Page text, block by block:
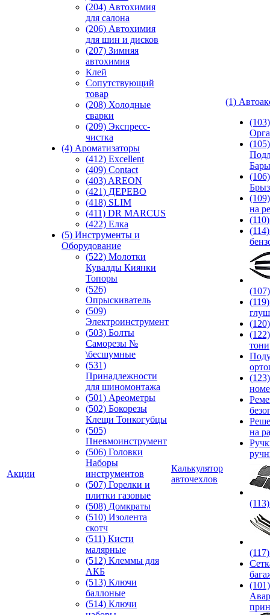
Акции
(204) Автохимия
для салона
(206) Автохимия
для шин и дисков
(207) Зимняя
автохимия
Клей
Сопутствующий
товар
(208) Холодные
сварки
(209) Экспреcс-
чистка
(4) Ароматизаторы
(412) Excellent
(409) Contact
(403) AREON
(421) ДЕРЕВО
(418) SLIM
(411) DR MARCUS
(422) Елка
(5) Инструменты и
Оборудование
(522) Молотки
Кувалды Киянки
Топоры
(526)
Опрыскиватель
(509)
Электроинструмент
(503) Болты
Саморезы №
\бесшумные
(531)
Принадлежности
для шиномонтажа
(501) Ареометры
(502) Бокорезы
Клещи Тонкогубцы
(505)
Пневмоинструмент
(506) Головки
Наборы
инструментов
(507) Горелки и
плитки газовые
(508) Домкраты
(510) Изолента
скотч
(511) Кисти
малярные
(512) Клеммы для
АКБ
(513) Ключи
баллоные
(514) Ключи
Калькулятор
авточехлов
(1)
(105)
Бары
(106)
на
на
(101)